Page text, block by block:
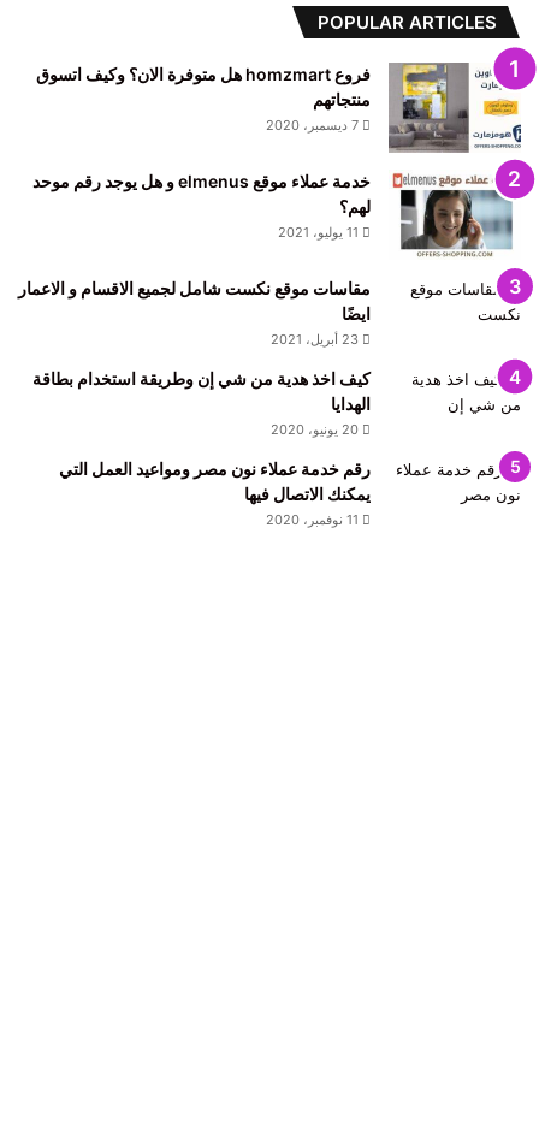
POPULAR ARTICLES
فروع homzmart هل متوفرة الان؟ وكيف اتسوق
منتجاتهم
7 ديسمبر، 2020
خدمة عملاء موقع elmenus و هل يوجد رقم موحد
لهم؟
11 يوليو، 2021
مقاسات موقع نكست شامل لجميع الاقسام و الاعمار
ايضًا
23 أبريل، 2021
كيف اخذ هدية من شي إن وطريقة استخدام بطاقة
الهدايا
20 يونيو، 2020
رقم خدمة عملاء نون مصر ومواعيد العمل التي
يمكنك الاتصال فيها
11 نوفمبر، 2020